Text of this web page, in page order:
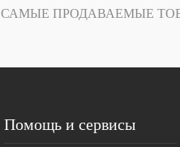
САМЫЕ ПРОДАВАЕМЫЕ
Помощь и сервисы